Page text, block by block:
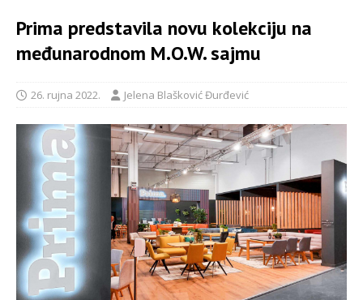
Prima predstavila novu kolekciju na
međunarodnom M.O.W. sajmu
26. rujna 2022. Jelena Blašković Đurđević